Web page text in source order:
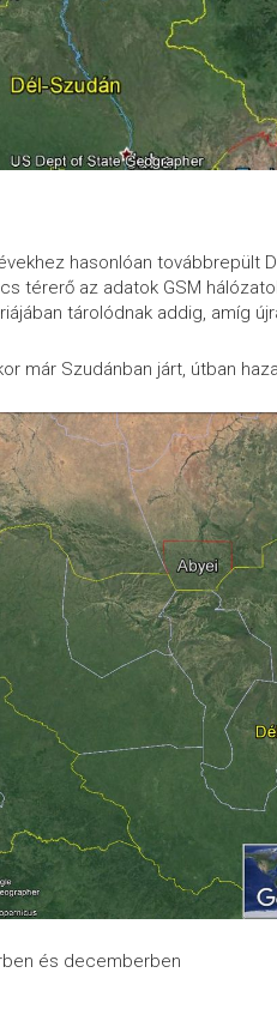
hasonlóan továbbrepült
térerő az adatok GSM
tárolódnak addig, amíg
már Szudánban járt, útban
és decemberben